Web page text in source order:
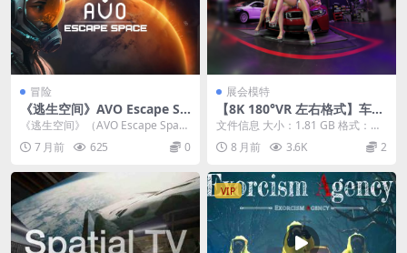
冒险
《逃生空间》AVO Escape Sp
ace v0.9.5.14
《逃生空间》（AVO Escape Spac
e）是一款将密室逃脱玩法与太空科
幻剧...7 月前 625 0
展会模特
【8K 180°VR 左右格式】车模
8K 60P Korean Model VR Hi
文件信息 大小：1.81 GB 格式：mp
4（180°3D左右格式） 时长：10...
8 月前 3.6K 2
VIP